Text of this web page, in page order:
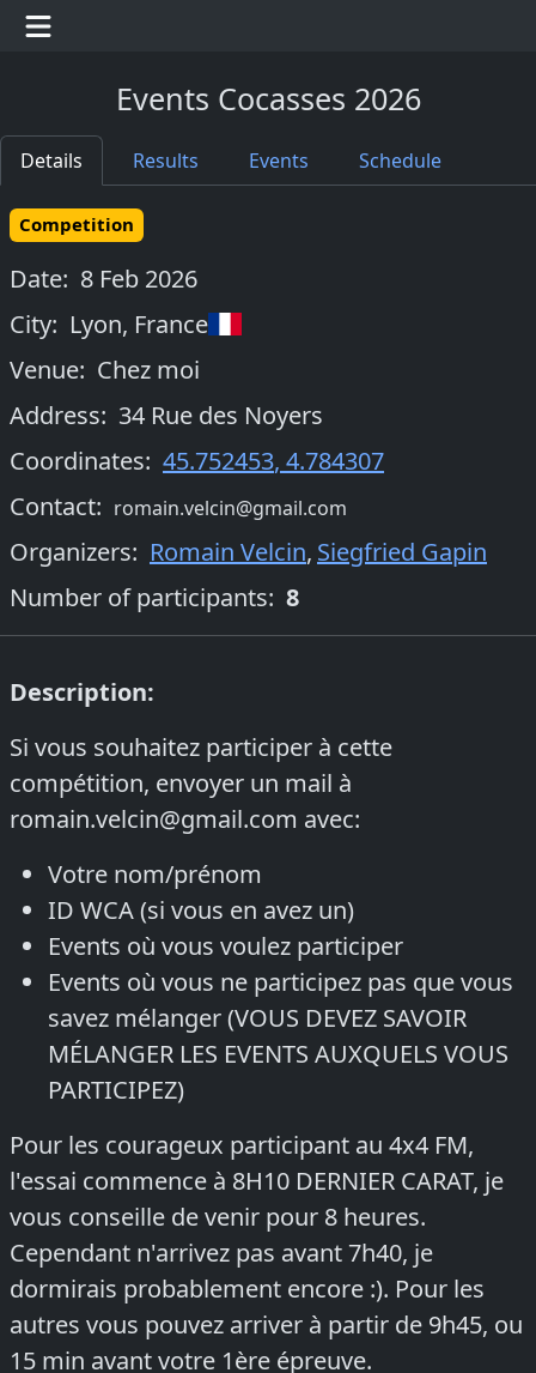
Events Cocasses 2026
Details Results Events Schedule
Competition
Date: 8 Feb 2026
City: Lyon, France
Venue: Chez moi
Address: 34 Rue des Noyers
Coordinates: 45.752453, 4.784307
Contact: romain.velcin@gmail.com
Organizers: Romain Velcin, Siegfried Gapin
Number of participants: 8
Description:
Si vous souhaitez participer à cette
compétition, envoyer un mail à
romain.velcin@gmail.com avec:
Votre nom/prénom
ID WCA (si vous en avez un)
Events où vous voulez participer
Events où vous ne participez pas que vous
savez mélanger (VOUS DEVEZ SAVOIR
MÉLANGER LES EVENTS AUXQUELS VOUS
PARTICIPEZ)
Pour les courageux participant au 4x4 FM,
l'essai commence à 8H10 DERNIER CARAT, je
vous conseille de venir pour 8 heures.
Cependant n'arrivez pas avant 7h40, je
dormirais probablement encore :). Pour les
autres vous pouvez arriver à partir de 9h45, ou
15 min avant votre 1ère épreuve.